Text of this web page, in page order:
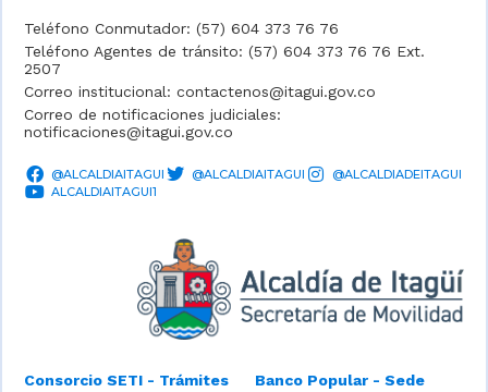
Teléfono Conmutador: (57) 604 373 76 76
Teléfono Agentes de tránsito: (57) 604 373 76 76 Ext.
2507
Correo institucional: contactenos@itagui.gov.co
Correo de notificaciones judiciales:
notificaciones@itagui.gov.co
@ALCALDIAITAGUI @ALCALDIAITAGUI
@ALCALDIADEITAGUI
ALCALDIAITAGUI1
Consorcio SETI - Trámites
Banco Popular - Sede